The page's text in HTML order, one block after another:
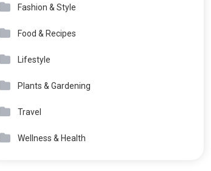
Fashion & Style
Food & Recipes
Lifestyle
Plants & Gardening
Travel
Wellness & Health